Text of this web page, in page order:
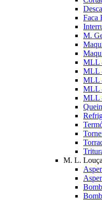
Faca
M.
MLL
MLL
MLL
MLL
MLL
M. L. Louça